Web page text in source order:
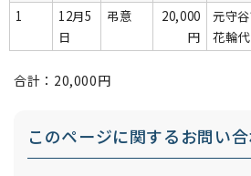
1
12月5
日
弔意
20,000
円
元守
花輪代
合計：20,000円
このページに関するお問い